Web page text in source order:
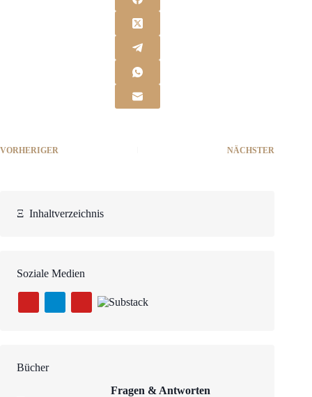
VORHERIGER NÄCHSTER
Ξ Inhaltverzeichnis
Soziale Medien
Bücher
Fragen & Antworten